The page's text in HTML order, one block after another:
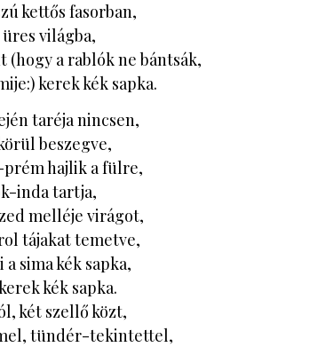
kettős fasorban,
világba,
(hogy a rablók ne bántsák,
kerek kék sapka.
taréja nincsen,
beszegve,
hajlik a fülre,
inda tartja,
melléje virágot,
tájakat temetve,
sima kék sapka,
kék sapka.
két szellő közt,
tündér-tekintettel,